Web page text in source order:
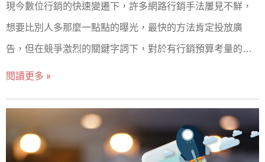
名。 5. 技術SEO： - 定義：包括網站速度、行動優化、安全
技術SEO確保網站在技術上達到搜索引擎的最佳標準，有助
於提高網站的搜索排名。 SEO是一個綜合性和長期的過程，
現今數位行銷的快速變遷下，許多網路行銷手法屢見不鮮，
想要比別人多那麼一點點的曝光，最快的方法肯定投放廣
告，但在競爭激烈的關鍵字詞下，對於有行銷預算考量的企
業主來說，是一筆相當有壓力的開銷，事實上網路行銷中的
法。而市面上有很多專門再做SEO的公司團隊，要怎麼樣找
到一間值得信賴且優秀的SEO公司呢？也是有一些可靠的方
法可以探索的，接下來會一步一步的耐心告訴你一些SEO基
閱讀更多 »